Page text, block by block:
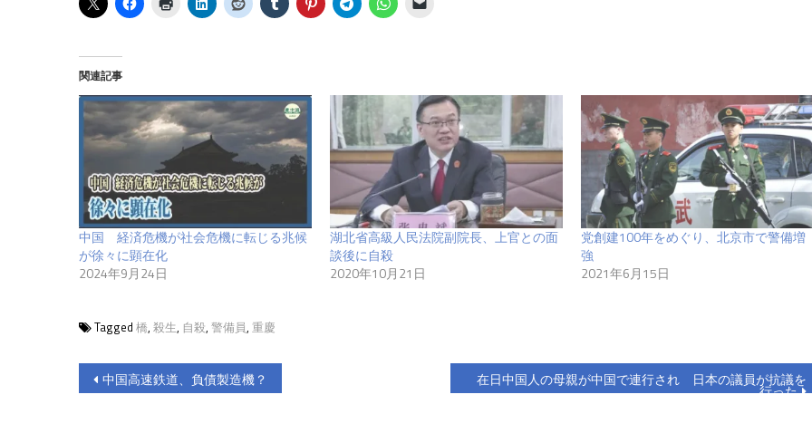
関連記事
中国 経済危機が社会危機に転じる兆候
が徐々に顕在化
2024年9月24日
湖北省高級人民法院副院長、上官との面
談後に自殺
2020年10月21日
党創建100年をめぐり、北京市で警備増
強
2021年6月15日
Tagged 橋, 殺生, 自殺, 警備員, 重慶
投中国高速鉄道、負債製造機？ 在日中国人の母親が中国で連行され 日本の議員が抗議を
行った